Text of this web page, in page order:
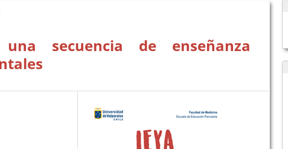
secuencia de enseñanza